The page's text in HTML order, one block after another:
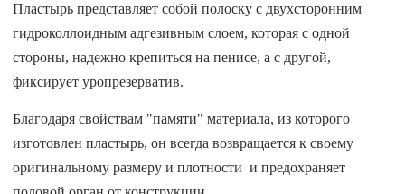
Пластырь представляет собой полоску с двухсторонним
гидроколлоидным адгезивным слоем, которая с одной
стороны, надежно крепиться на пенисе, а с другой,
фиксирует уропрезерватив.
Благодаря свойствам "памяти" материала, из которого
изготовлен пластырь, он всегда возвращается к своему
оригинальному размеру и плотности и предохраняет